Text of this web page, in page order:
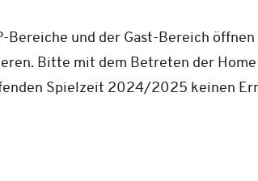
und der Gast-Bereich öffnen
Bitte mit dem Betreten der
Spielzeit 2024/2025 keinen